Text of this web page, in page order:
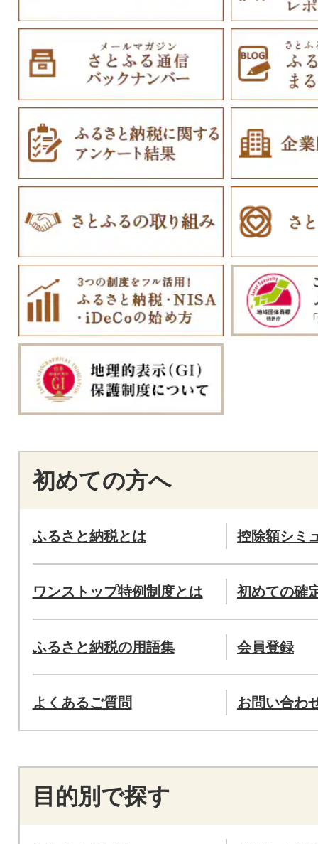
初めての方へ
ふるさと納税とは 控除額シミ
ワンストップ特例制度とは 初めての確
ふるさと納税の用語集 会員登録
よくあるご質問 お問い合わ
目的別で探す